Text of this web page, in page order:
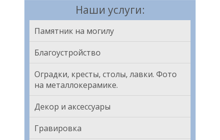
Наши услуги:
Памятник на могилу
Благоустройство
Оградки, кресты, столы, лавки. Фото
на металлокерамике.
Декор и аксессуары
Гравировка